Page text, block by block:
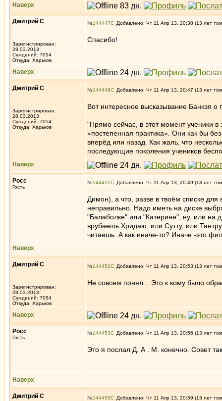
Наверх
Дмитрий С
Зарегистрирован:
28.03.2013
Суждений: 7054
Откуда: Харьков
№144447 Добавлено: Чт 11 Апр 13, 20:38 (13 лет
Спасибо!
Наверх
Дмитрий С
Зарегистрирован:
28.03.2013
Суждений: 7054
Откуда: Харьков
№144449 Добавлено: Чт 11 Апр 13, 20:47 (13 лет
Вот интересное высказывание Банкэя
"Прямо сейчас, в этот момент
«постепенная практика». Они как бы
вперёд или назад. Как жаль, что
последующие поколения учеников
Наверх
Росс
Гость
№144451 Добавлено: Чт 11 Апр 13, 20:49 (13 лет
Димон), а что, разве в твоём списке для
неправильно. Надо иметь на диске
"Балаболке" или "Катерине", ну, или на
врубаешь Хридаю, или Сутту, или
читаешь. А как иначе-то? Иначе -это
Наверх
Дмитрий С
Зарегистрирован:
28.03.2013
Суждений: 7054
Откуда: Харьков
№144452 Добавлено: Чт 11 Апр 13, 20:53 (13 лет
Не совсем понял... Это к кому было
Наверх
Росс
Гость
№144453 Добавлено: Чт 11 Апр 13, 20:56 (13 лет
Это я послал Д. А . М. конечно. Совет
Наверх
Дмитрий С №144455 Добавлено: Чт 11 Апр 13, 20:59 (13 лет